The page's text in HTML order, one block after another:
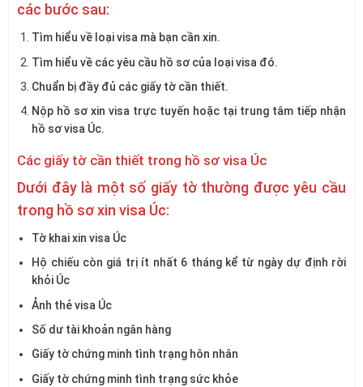
các bước sau:
Tìm hiểu về loại visa mà bạn cần xin.
Tìm hiểu về các yêu cầu hồ sơ của loại visa đó.
Chuẩn bị đầy đủ các giấy tờ cần thiết.
Nộp hồ sơ xin visa trực tuyến hoặc tại trung tâm tiếp nhận
hồ sơ visa Úc.
Các giấy tờ cần thiết trong hồ sơ visa Úc
Dưới đây là một số giấy tờ thường được yêu cầu
trong hồ sơ xin visa Úc:
Tờ khai xin visa Úc
Hộ chiếu còn giá trị ít nhất 6 tháng kể từ ngày dự định rời
khỏi Úc
Ảnh thẻ visa Úc
Số dư tài khoản ngân hàng
Giấy tờ chứng minh tình trạng hôn nhân
Giấy tờ chứng minh tình trạng sức khỏe